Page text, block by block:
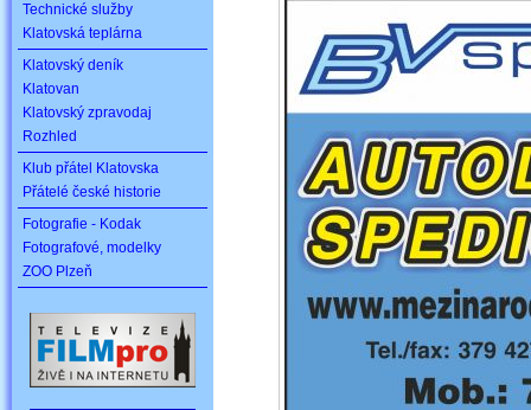
Technické služby
Klatovská teplárna
Klatovský deník
Klatovan
Klatovský zpravodaj
Rozhled
Klub přátel Klatovska
Přátelé české historie
Fotografie - Kodak
Fotografové, modelky
ZOO Plzeň